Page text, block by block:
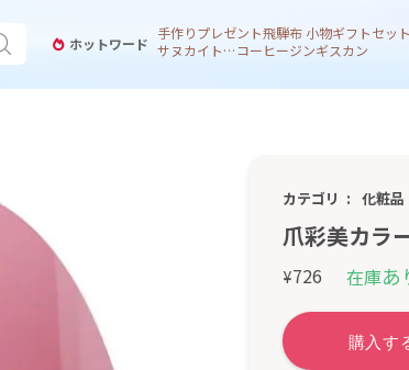
ホットワード
手作りプレゼント飛騨布 小物ギフトセット
サヌカイト 風鈴コーヒージンギスカン
カテゴリ 化粧品
爪彩美カラ
¥726 在庫あ